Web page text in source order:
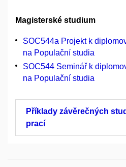
Magisterské studium
SOC544a Projekt k
na Populační studia
SOC544 Seminář k
na Populační studia
Příklady závěrečných
prací